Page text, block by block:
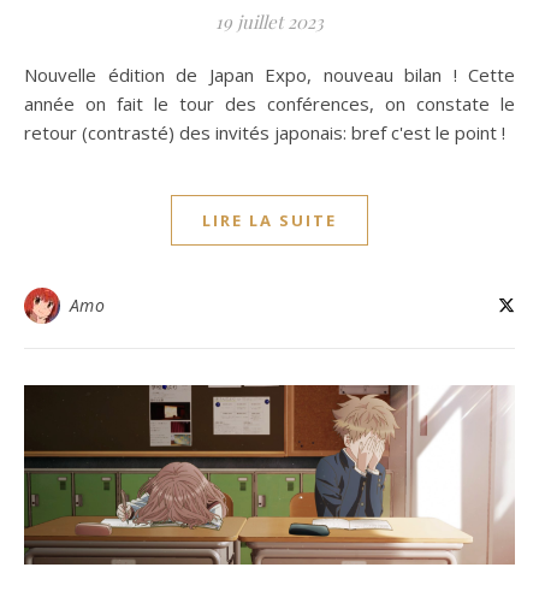
19 juillet 2023
Nouvelle édition de Japan Expo, nouveau bilan ! Cette
année on fait le tour des conférences, on constate le
retour (contrasté) des invités japonais: bref c'est le point !
LIRE LA SUITE
Amo